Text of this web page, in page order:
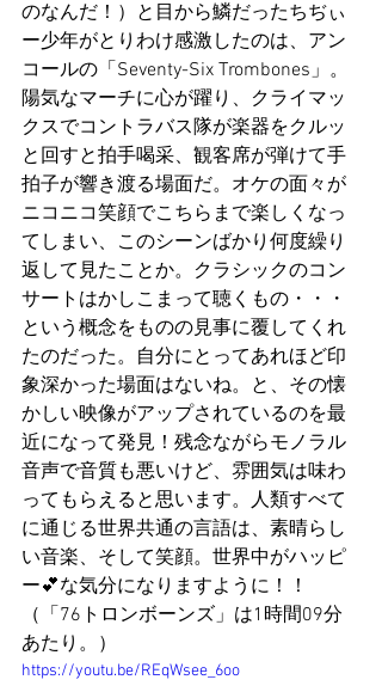
のなんだ！）と目から鱗だったちぢぃ
ー少年がとりわけ感激したのは、アン
コールの「Seventy-Six Trombones」。
陽気なマーチに心が躍り、クライマッ
クスでコントラバス隊が楽器をクルッ
と回すと拍手喝采、観客席が弾けて手
拍子が響き渡る場面だ。オケの面々が
ニコニコ笑顔でこちらまで楽しくなっ
てしまい、このシーンばかり何度繰り
返して見たことか。クラシックのコン
サートはかしこまって聴くもの・・・
という概念をものの見事に覆してくれ
たのだった。自分にとってあれほど印
象深かった場面はないね。と、その懐
かしい映像がアップされているのを最
近になって発見！残念ながらモノラル
音声で音質も悪いけど、雰囲気は味わ
ってもらえると思います。人類すべて
に通じる世界共通の言語は、素晴らし
い音楽、そして笑顔。世界中がハッピ
ー💕な気分になりますように！！
（「76トロンボーンズ」は1時間09分
あたり。）
https://youtu.be/REqWsee_6oo